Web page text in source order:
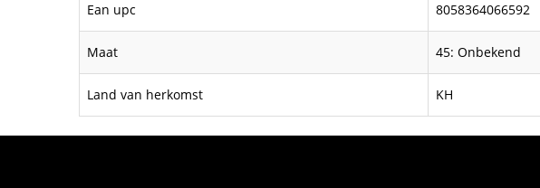
Ean upc 8058364066592
Maat 45: Onbekend
Land van herkomst KH